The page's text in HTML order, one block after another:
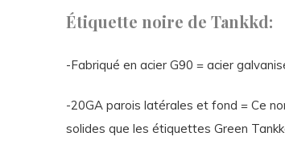
Étiquette noire de Tankkd:
-Fabriqué en acier G90 = acier
-20GA parois latérales et fond = Ce
solides que les étiquettes Green